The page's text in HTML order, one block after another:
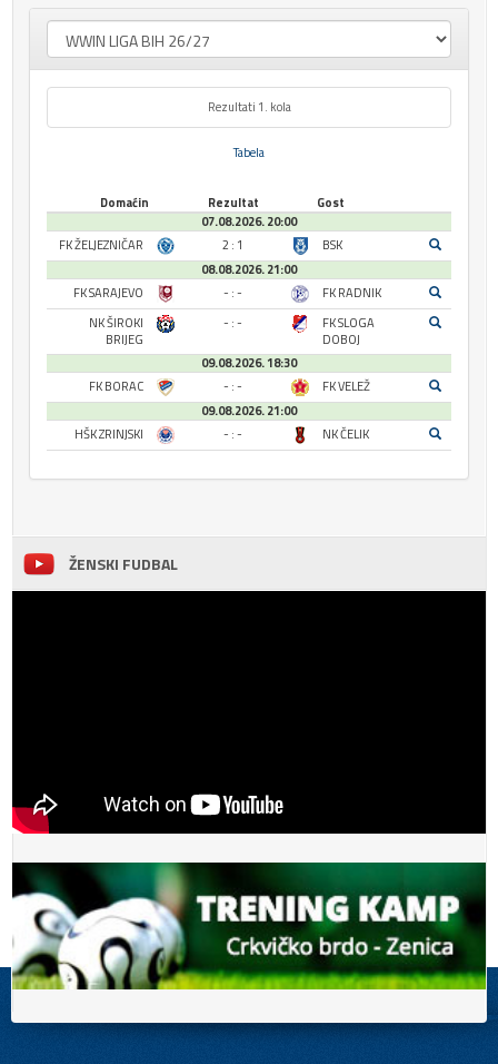
Rezultati 1. kola
Tabela
Domaćin Rezultat
Gost
07.08.2026. 20:00
FK ŽELJEZNIČAR
2 : 1
BSK
08.08.2026. 21:00
FK SARAJEVO
- : -
FK RADNIK
NK ŠIROKI
BRIJEG
- : -
FK SLOGA
DOBOJ
09.08.2026. 18:30
FK BORAC
- : -
FK VELEŽ
09.08.2026. 21:00
HŠK ZRINJSKI
- : - NK ČELIK
ŽENSKI FUDBAL